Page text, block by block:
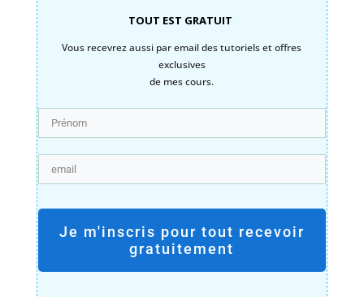
TOUT EST GRATUIT
Vous recevrez aussi par email des tutoriels et offres
exclusives
de mes cours.
Je m'inscris pour tout recevoir
gratuitement